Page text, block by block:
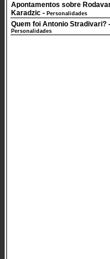
Apontamentos sobre
Karadzic - Personalidades
Quem foi Antonio Stradivari? -
Personalidades